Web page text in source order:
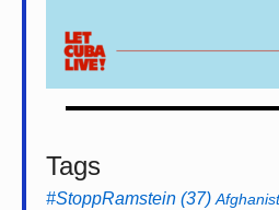
Tags
#StoppRamstein (37)